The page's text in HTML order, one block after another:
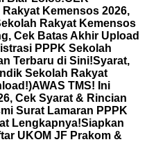
Kemensos 2026,
Rakyat Kemensos
Cek Batas Akhir Upload
PPPK Sekolah
Terbaru di Sini!Syarat,
Sekolah Rakyat
AWAS TMS! Ini
Cek Syarat & Rincian
Surat Lamaran PPPK
Lengkapnya!Siapkan
UKOM JF Prakom &